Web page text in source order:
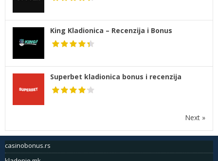
King Kladionica – Recenzija i Bonus
Superbet kladionica bonus i recenzija
Next »
casinobonus.rs